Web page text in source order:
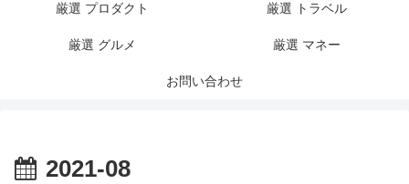
厳選 プロダクト 厳選 トラベル
厳選 グルメ 厳選 マネー
お問い合わせ
2021-08